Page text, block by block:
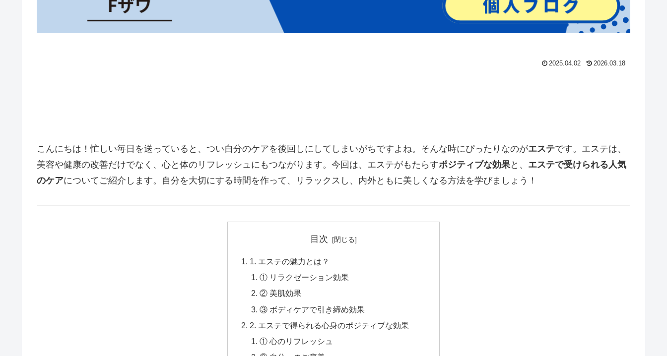
2025.04.02 2026.03.18
こんにちは！忙しい毎日を送っていると、つい自分のケアを後回しにしてしまいがちですよね。そんな時にぴったりなのがエステです。エステは、
美容や健康の改善だけでなく、心と体のリフレッシュにもつながります。今回は、エステがもたらすポジティブな効果と、 エステで受けられる人気
のケアについてご紹介します。自分を大切にする時間を作って、リラックスし、内外ともに美しくなる方法を学びましょう！
目次
1. エステの魅力とは？
① リラクゼーション効果
② 美肌効果
③ ボディケアで引き締め効果
2. エステで得られる心身のポジティブな効果
① 心のリフレッシュ